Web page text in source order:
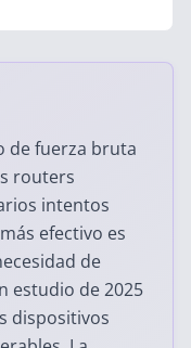
de fuerza bruta
routers
intentos
efectivo es
de
estudio de 2025
dispositivos